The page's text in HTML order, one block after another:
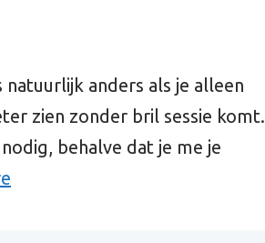
anders als je alleen
zien zonder bril sessie komt.
behalve dat je me je